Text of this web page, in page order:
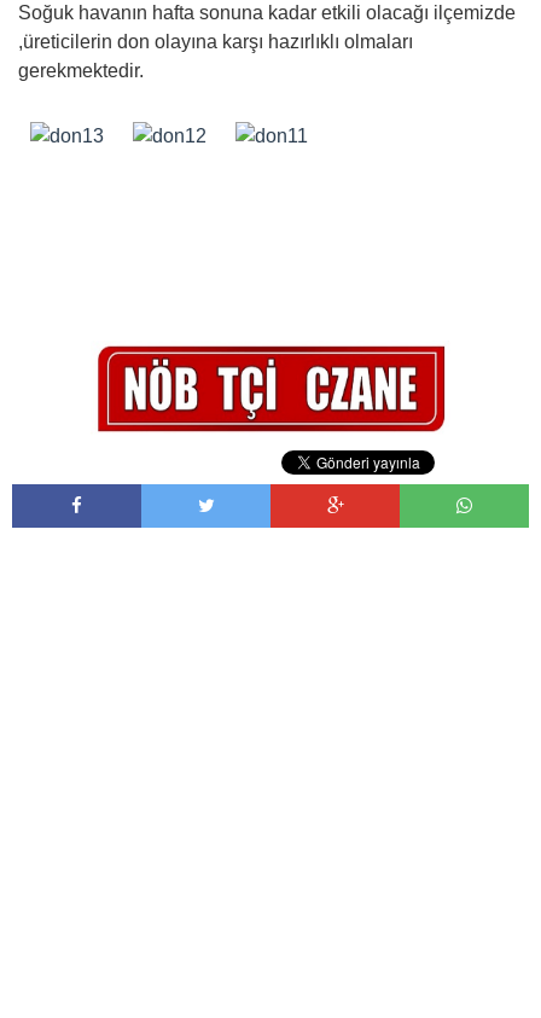
Soğuk havanın hafta sonuna kadar etkili olacağı ilçemizde
,üreticilerin don olayına karşı hazırlıklı olmaları
gerekmektedir.